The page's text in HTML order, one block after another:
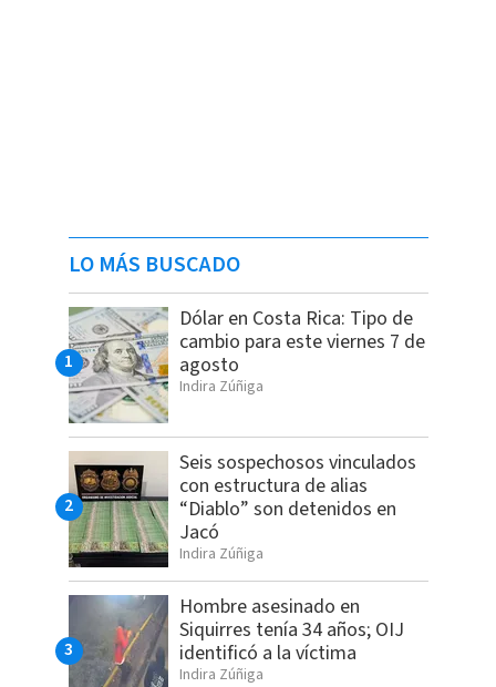
LO MÁS BUSCADO
Dólar en Costa Rica: Tipo de
cambio para este viernes 7 de
agosto
Indira Zúñiga
Seis sospechosos vinculados
con estructura de alias
“Diablo” son detenidos en
Jacó
Indira Zúñiga
Hombre asesinado en
Siquirres tenía 34 años; OIJ
identificó a la víctima
Indira Zúñiga